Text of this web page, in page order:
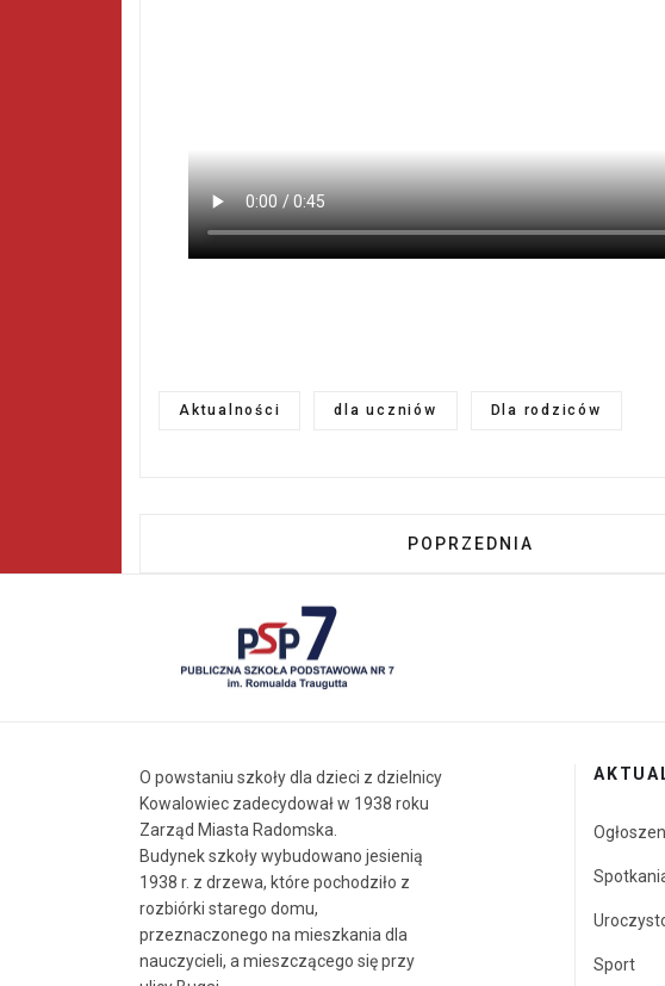
Aktualności dla uczniów Dla rodziców
POPRZEDNIA STRONA:
POPRZEDNIA
O powstaniu szkoły dla dzieci z dzielnicy
Kowalowiec zadecydował w 1938 roku
Zarząd Miasta Radomska.
Budynek szkoły wybudowano jesienią
1938 r. z drzewa, które pochodziło z
rozbiórki starego domu,
przeznaczonego na mieszkania dla
nauczycieli, a mieszczącego się przy
Sport